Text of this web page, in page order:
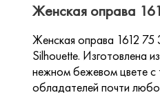
Женская оправа
Женская оправа 1612
Silhouette. Изготовлена
нежном бежевом цвете
обладателей почти